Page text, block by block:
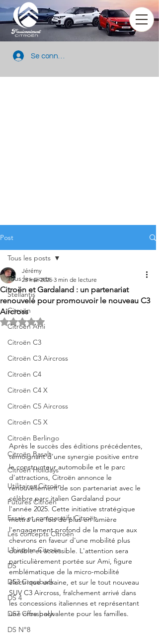
Se connecter
Post
Tous les posts
Stellantis
Citroën
Citroën Ami
Citroën C3
Citroën C3 Aircross
Citroën C4
Citroën C4 X
Citroën C5 Aircross
Citroën C5 X
Citroën Berlingo
Citroën Basalt
Citroën Holidays
Utilitaires Citroën
Futures Citroën
Essais et comparatifs Citroën
Les concepts Citroën
L'histoire Citroën
DS
DS3 Crossback
DS 4
DS7 Crossback
DS N°8
Tous les posts
Citroën et Gardaland : un partenariat
renouvelé pour promouvoir le nouveau C3
Aircross
Jérémy
23 mai 2025 3 min de lecture
Noté NaN étoiles sur 5.
Après le succès des éditions précédentes,
témoignant d'une synergie positive entre
le constructeur automobile et le parc
d'attractions, Citroën annonce le
renouvellement de son partenariat avec le
célèbre parc italien Gardaland pour
l'année 2025. Cette initiative stratégique
mettra une fois de plus en lumière
l'engagement profond de la marque aux
chevrons en faveur d'une mobilité plus
durable et accessible. L'attention sera
particulièrement portée sur Ami, figure
emblématique de la micro-mobilité
électrique urbaine, et sur le tout nouveau
SUV C3 Aircross, fraîchement arrivé dans
les concessions italiennes et représentant
une offre polyvalente pour les familles.